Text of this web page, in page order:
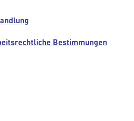
Bestimmungen